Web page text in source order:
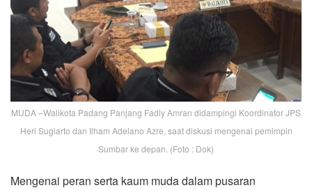
MUDA –Walikota Padang Panjang Fadly Amran didampingi Koordinator JPS
Heri Sugiarto dan Ilham Adelano Azre, saat diskusi mengenai pemimpin
Sumbar ke depan. (Foto : Dok)
Mengenai peran serta kaum muda dalam pusaran